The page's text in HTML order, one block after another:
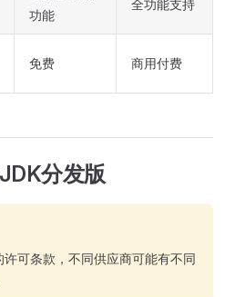
功能
全功能支持
免费 商用付费
分发版
可条款，不同供应商可能有不同